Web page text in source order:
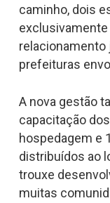
caminho, dois
exclusivamente
relacionamento
prefeituras
A nova gestão
capacitação
hospedagem e
distribuídos ao
trouxe
muitas